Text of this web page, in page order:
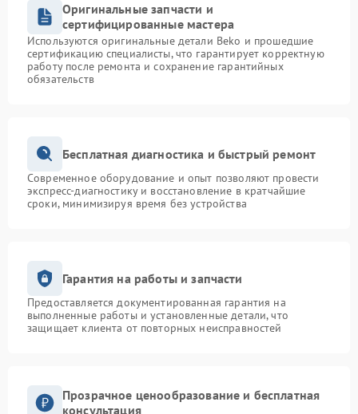
Оригинальные запчасти и
сертифицированные мастера
Используются оригинальные детали Beko и прошедшие
сертификацию специалисты, что гарантирует корректную
работу после ремонта и сохранение гарантийных
обязательств
Бесплатная диагностика и быстрый ремонт
Современное оборудование и опыт позволяют провести
экспресс-диагностику и восстановление в кратчайшие
сроки, минимизируя время без устройства
Гарантия на работы и запчасти
Предоставляется документированная гарантия на
выполненные работы и установленные детали, что
защищает клиента от повторных неисправностей
Прозрачное ценообразование и бесплатная
консультация